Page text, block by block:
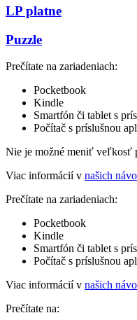
LP platne
Puzzle
Prečítate na zariadeniach:
Pocketbook
Kindle
Smartfón či tablet s
Počítač s príslušnou
Nie je možné meniť veľkosť
Viac informácií v našich
Prečítate na zariadeniach:
Pocketbook
Kindle
Smartfón či tablet s
Počítač s príslušnou
Viac informácií v našich
Prečítate na: